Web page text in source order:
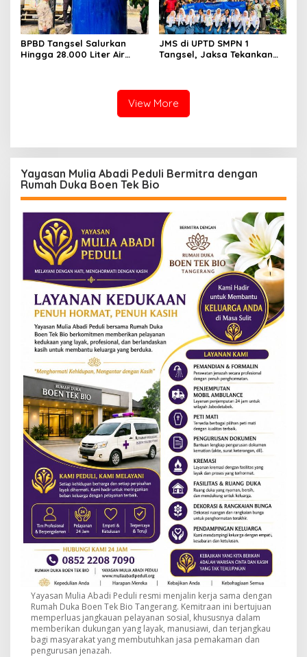
BPBD Tangsel Salurkan
Hingga 28.000 Liter Air
JMS di UPTD SMPN 1
Tangsel, Jaksa Tekankan
View More
Yayasan Mulia Abadi Peduli Bermitra dengan
Rumah Duka Boen Tek Bio
Yayasan Mulia Abadi Peduli resmi menjalin kerja sama dengan
Rumah Duka Boen Tek Bio Tangerang. Kemitraan ini bertujuan
memperluas jangkauan pelayanan sosial, khususnya dalam
memberikan dukungan yang layak, manusiawi, dan terjangkau
bagi masyarakat yang membutuhkan jasa pemakaman dan
pengurusan jenazah.